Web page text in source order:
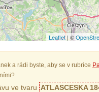
Leaflet| ©
a rádi byste, aby se v rubrice
ve tvaru ATLASCESKA